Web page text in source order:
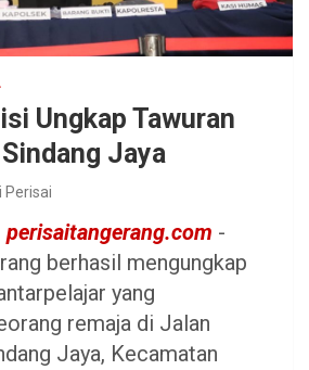
Ungkap Tawuran
Jaya
Perisai
perisaitangerang.com -
berhasil mengungkap
yang
remaja di Jalan
Jaya, Kecamatan